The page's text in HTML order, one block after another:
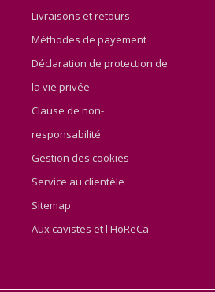
Livraisons et retours
Méthodes de payement
Déclaration de protection de
la vie privée
Clause de non-
responsabilité
Gestion des cookies
Service au clientèle
Sitemap
Aux cavistes et l'HoReCa